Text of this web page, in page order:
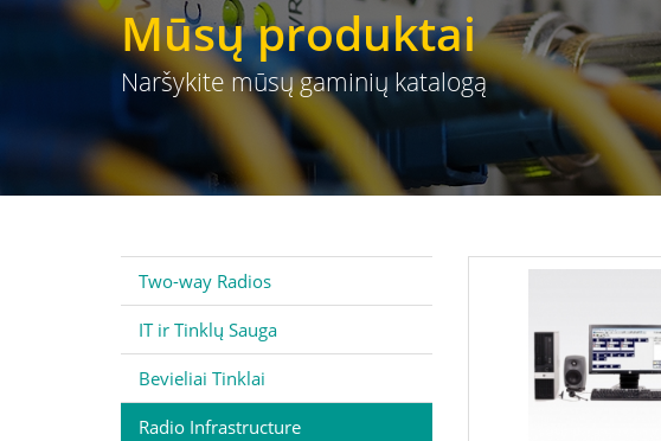
Mūsų produktai
Naršykite mūsų gaminių katalogą
Two-way Radios
IT ir Tinklų Sauga
Bevieliai Tinklai
Radio Infrastructure